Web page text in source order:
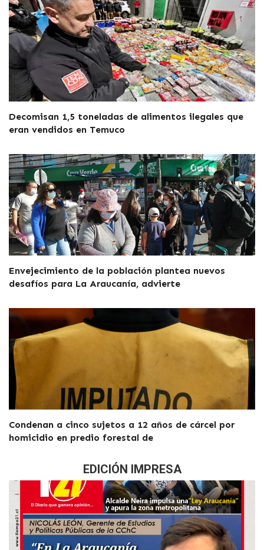
Decomisan 1,5 toneladas de alimentos ilegales que
eran vendidos en Temuco
Envejecimiento de la población plantea nuevos
desafíos para La Araucanía, advierte
Condenan a cinco sujetos a 12 años de cárcel por
homicidio en predio forestal de
EDICIÓN IMPRESA